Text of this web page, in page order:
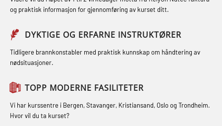
Førstehjelp grunnkurs (OFABLE101)
GOC sertifikat grunnleggende
(GMDSS) (MRC101)
GOC sertifikat repetisjon (GMDSS)
(MRC102)
GSK Sikkerhetskurs offshore for
oljearbeidere (OBS1055)
og Medisinsk Behandling med
Webinar (MBS1341)
STCW Oppdatering for offiserer 24 t
(MBS114)
STCW Medisinsk førstehjelp (MFA1081)
STCW Medisinsk førstehjelp
oppdatering (MBSBLE025)
repetisjon (LFI105)
Sikkerhetskurs for ansatte på
oppdrettsanlegg (LBS100)
Ulykkesgransking – Webinar (LSP103)
(LFI100)
og praktisk informasjon for gjennomføring av kurset ditt.
DYKTIGE OG ERFARNE INSTRUKTØRER
Tidligere brannkonstabler med praktisk kunnskap om håndtering av
nødsituasjoner.
TOPP MODERNE FASILITETER
Vi har kurssentre i Bergen, Stavanger, Kristiansand, Oslo og Trondheim.
Hvor vil du ta kurset?